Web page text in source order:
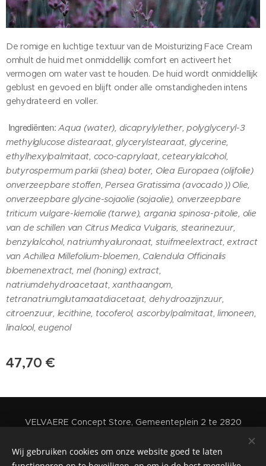
De romige en luchtige textuur van de Moisturizing Face Cream
omhult de huid met onmiddellijk comfort en activeert het
vermogen om water vast te houden. De huid wordt onmiddellijk
geblust en gevoed en blijft onder alle omstandigheden intens
gehydrateerd en voller.
Ingrediënten:Aqua (water), dicaprylylether, polyglyceryl-3
methylglucose distearaat, glycerylstearaat, glycerine,
ethylhexylpalmitaat, coco-caprylaat, cetearylalcohol,
butyrospermum parkii (shea) boter, Olea Europaea (olijfolie)
onverzeepbare stoffen, Persea Gratissima (avocado )) Olie,
onverzeepbare glycine-sojaolie (sojaolie), onverzeepbare
triticum vulgare-kiemolie (tarwe), argania spinosa-pitolie, olie
van de schillen van Citrus Medica Vulgaris, stearinezuur,
benzylalcohol, natriumhyaluronaat, stuifmeelextract, extract
van Achillea Millefolium-bloemen, Calendula Officinalis
bloemenextract, mel (honing) extract,
natriumdehydroacetaat, xanthaangom,
tetranatriumglutamaatdiacetaat, dehydroazijnzuur,
citroenzuur, lecithine, tocoferol, ascorbylpalmitaat, limoneen,
linalool, eugenol
47,70 €
VELVAERE Concept Store, Gemeenteplein 2 te 2820
Cookies
Wij gebruiken cookies om onze website goed te laten